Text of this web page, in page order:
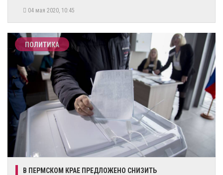
04 мая 2020, 10:45
ПОЛИТИКА
В ПЕРМСКОМ КРАЕ ПРЕДЛОЖЕНО СНИЗИТЬ